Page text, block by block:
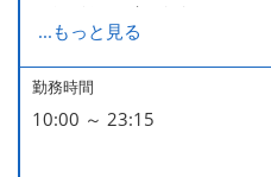
みなどもございます）
■GW・お盆（暦通り）
■有給休暇
■慶弔休暇
...もっと見る
勤務時間
10:00 ～ 23:15